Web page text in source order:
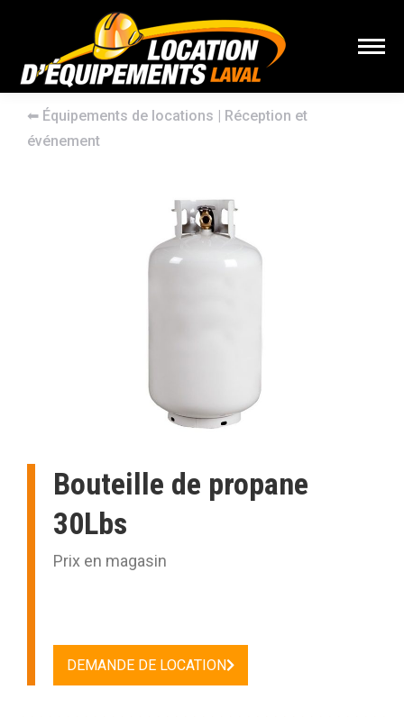
⬅︎ Équipements de locations | Réception et
événement
Bouteille de propane
30Lbs
Prix en magasin
DEMANDE DE LOCATION